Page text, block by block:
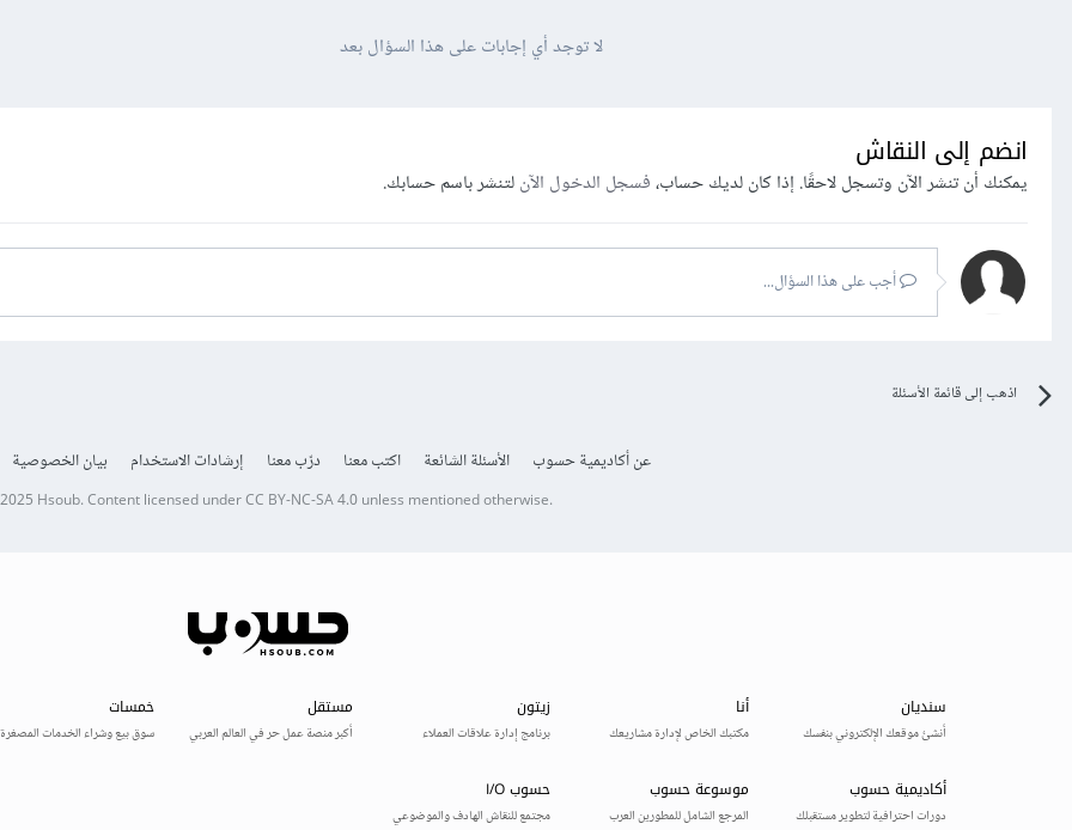
لا توجد أي إجابات على هذا السؤال بعد
انضم إلى النقاش
يمكنك أن تنشر الآن وتسجل لاحقًا. إذا كان لديك حساب،فسجل الدخول الآنلتنشر باسم حسابك.
أجب على هذا السؤال...
اذهب إلى قائمة الأسئلة
عن أكاديمية حسوب الأسئلة الشائعة اكتب معنا درّب معنا إرشادات الاستخدام بيان الخصوصية
Hsoub.Content licensed underCC BY-NC-SA 4.0unless mentioned otherwise.